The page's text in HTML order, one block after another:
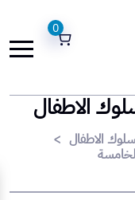
0
الاطفال
الاطفال >